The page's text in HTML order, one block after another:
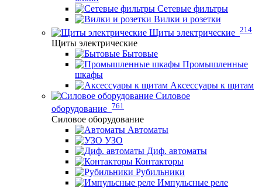
Сетевые фильтры
Вилки и розетки
Щиты электрические 214
Щиты электрические
Бытовые
Промышленные
шкафы
Аксессуары к щитам
Силовое
оборудование 761
Силовое оборудование
Автоматы
УЗО
Диф. автоматы
Контакторы
Рубильники
Импульсные реле